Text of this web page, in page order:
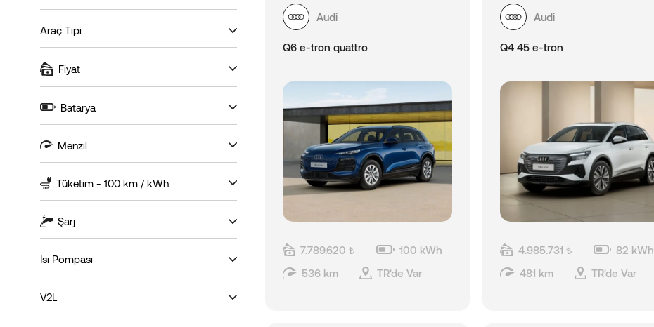
Araç Tipi
Fiyat
Batarya
Menzil
Tüketim - 100 km / kWh
Şarj
Isı Pompası
V2L
Audi
Q6 e-tron quattro
7.789.620 ₺
100 kWh
536 km
TR'de Var
Audi
Q4 45 e-tron
4.985.731 ₺
82 kWh
481 km
TR'de Var